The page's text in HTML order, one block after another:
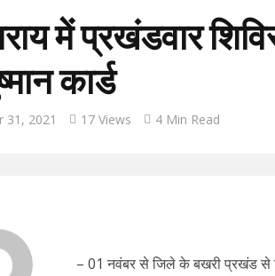
में प्रखंडवार
कार्ड
31, 2021 17 Views 4 Min Read
– 01 नवंबर से जिले के बखरी प्रखंड से